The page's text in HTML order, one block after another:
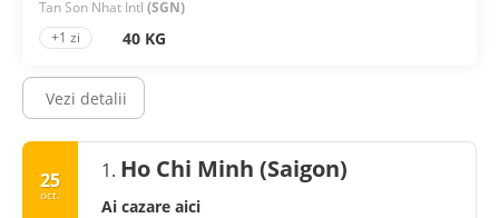
Tan Son Nhat Intl (SGN)
+1 zi
40 KG
Vezi detalii
25
oct.
1. Ho Chi Minh (Saigon)
Ai cazare aici